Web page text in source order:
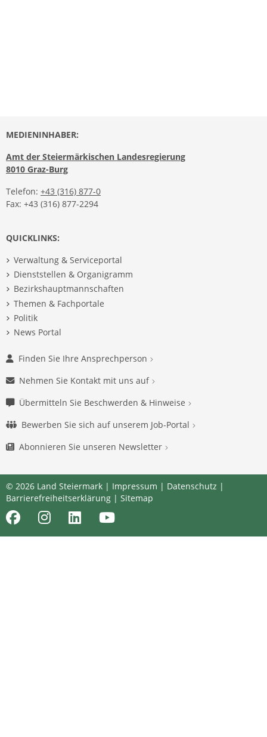
MEDIENINHABER:
Amt der Steiermärkischen Landesregierung
8010 Graz-Burg
Telefon: +43 (316) 877-0
Fax: +43 (316) 877-2294
QUICKLINKS:
Verwaltung & Serviceportal
Dienststellen & Organigramm
Bezirkshauptmannschaften
Themen & Fachportale
Politik
News Portal
Finden Sie Ihre Ansprechperson
Nehmen Sie Kontakt mit uns auf
Übermitteln Sie Beschwerden & Hinweise
Bewerben Sie sich auf unserem Job-Portal
Abonnieren Sie unseren Newsletter
© 2026 Land Steiermark | Impressum | Datenschutz |
Barrierefreiheitserklärung | Sitemap
FacebookInstagramLinkedInYoutube